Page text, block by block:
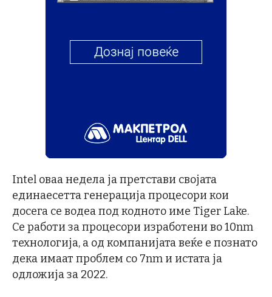
Intel оваа недела ја претстави својата
единаесетта генерација процесори кои
досега се водеа под кодното име Tiger Lake.
Се работи за процесори изработени во 10nm
технологија, а од компанијата веќе е познато
дека имаат проблем со 7nm и истата ја
одложија за 2022.